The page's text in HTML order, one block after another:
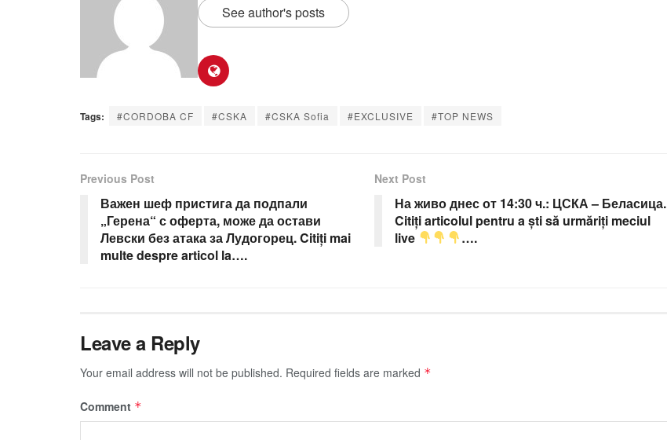
See author's posts
Tags: #CORDOBA CF #CSKA #CSKA Sofia #EXCLUSIVE #TOP NEWS
Previous Post
Важен шеф пристига да подпали
„Герена“ с оферта, може да остави
Левски без атака за Лудогорец. Citiți mai
multe despre articol la….
Next Post
На живо днес от 14:30 ч.: ЦСКА – Беласица.
Citiți articolul pentru a ști să urmăriți meciul
live
….
Leave a Reply
Your email address will not be published. Required fields are marked *
Comment *